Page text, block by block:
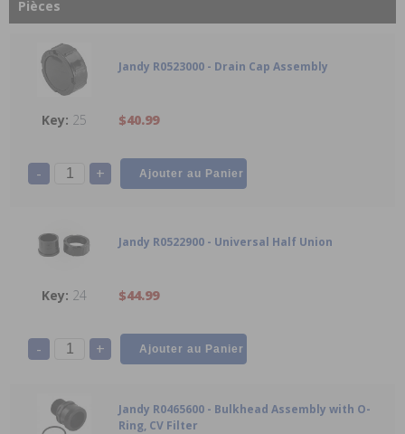
Pièces
Jandy R0523000 - Drain Cap Assembly
25 $40.99
- +
Jandy R0522900 - Universal Half Union
24 $44.99
- +
Jandy R0465600 - Bulkhead Assembly with O-
Ring, CV Filter